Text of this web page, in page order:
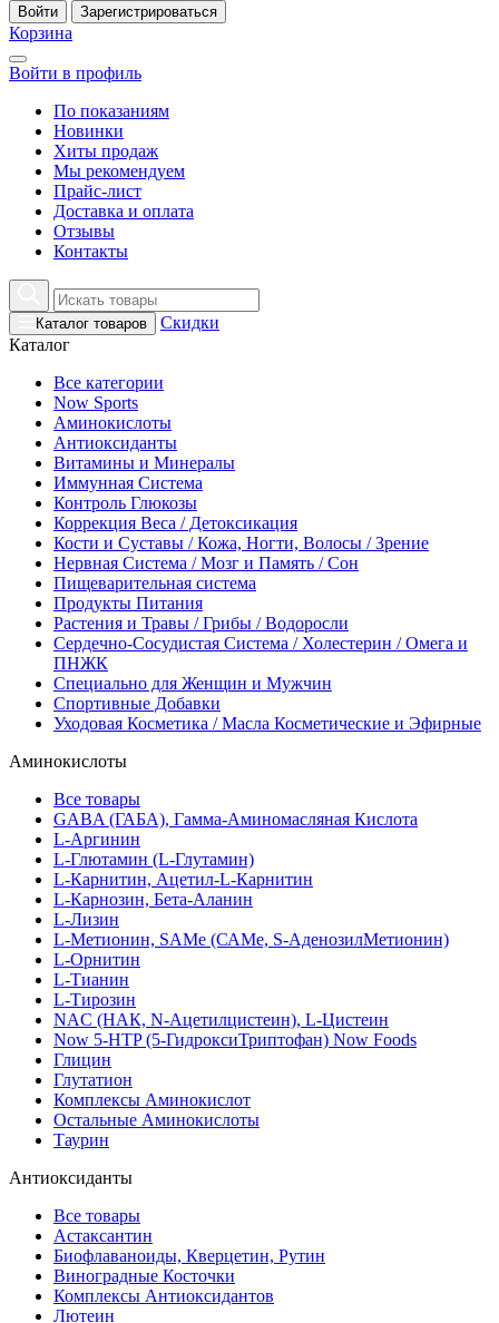
Войти Зарегистрироваться
Корзина
Войти в профиль
По показаниям
Новинки
Хиты продаж
Мы рекомендуем
Прайс-лист
Доставка и оплата
Отзывы
Контакты
Каталог товаров
Скидки
Каталог
Все категории
Now Sports
Аминокислоты
Антиоксиданты
Витамины и Минералы
Иммунная Система
Контроль Глюкозы
Коррекция Веса / Детоксикация
Кости и Суставы / Кожа, Ногти, Волосы / Зрение
Нервная Система / Мозг и Память / Сон
Пищеварительная система
Продукты Питания
Растения и Травы / Грибы / Водоросли
Сердечно-Сосудистая Система / Холестерин / Омега и
ПНЖК
Специально для Женщин и Мужчин
Спортивные Добавки
Уходовая Косметика / Масла Косметические и Эфирные
Аминокислоты
Все товары
GABA (ГАБА), Гамма-Аминомасляная Кислота
L-Аргинин
L-Глютамин (L-Глутамин)
L-Карнитин, Ацетил-L-Карнитин
L-Карнозин, Бета-Аланин
L-Лизин
L-Метионин, SAMe (САМе, S-АденозилМетионин)
L-Орнитин
L-Тианин
L-Тирозин
NAC (НАК, N-Ацетилцистеин), L-Цистеин
Now 5-HTP (5-ГидроксиТриптофан) Now Foods
Глицин
Глутатион
Комплексы Аминокислот
Остальные Аминокислоты
Таурин
Антиоксиданты
Все товары
Астаксантин
Биофлаваноиды, Кверцетин, Рутин
Виноградные Косточки
Комплексы Антиоксидантов
Лютеин